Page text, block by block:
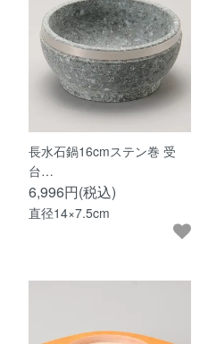
長水石鍋16cmステン巻 受
台…
6,996円(税込)
直径14×7.5cm